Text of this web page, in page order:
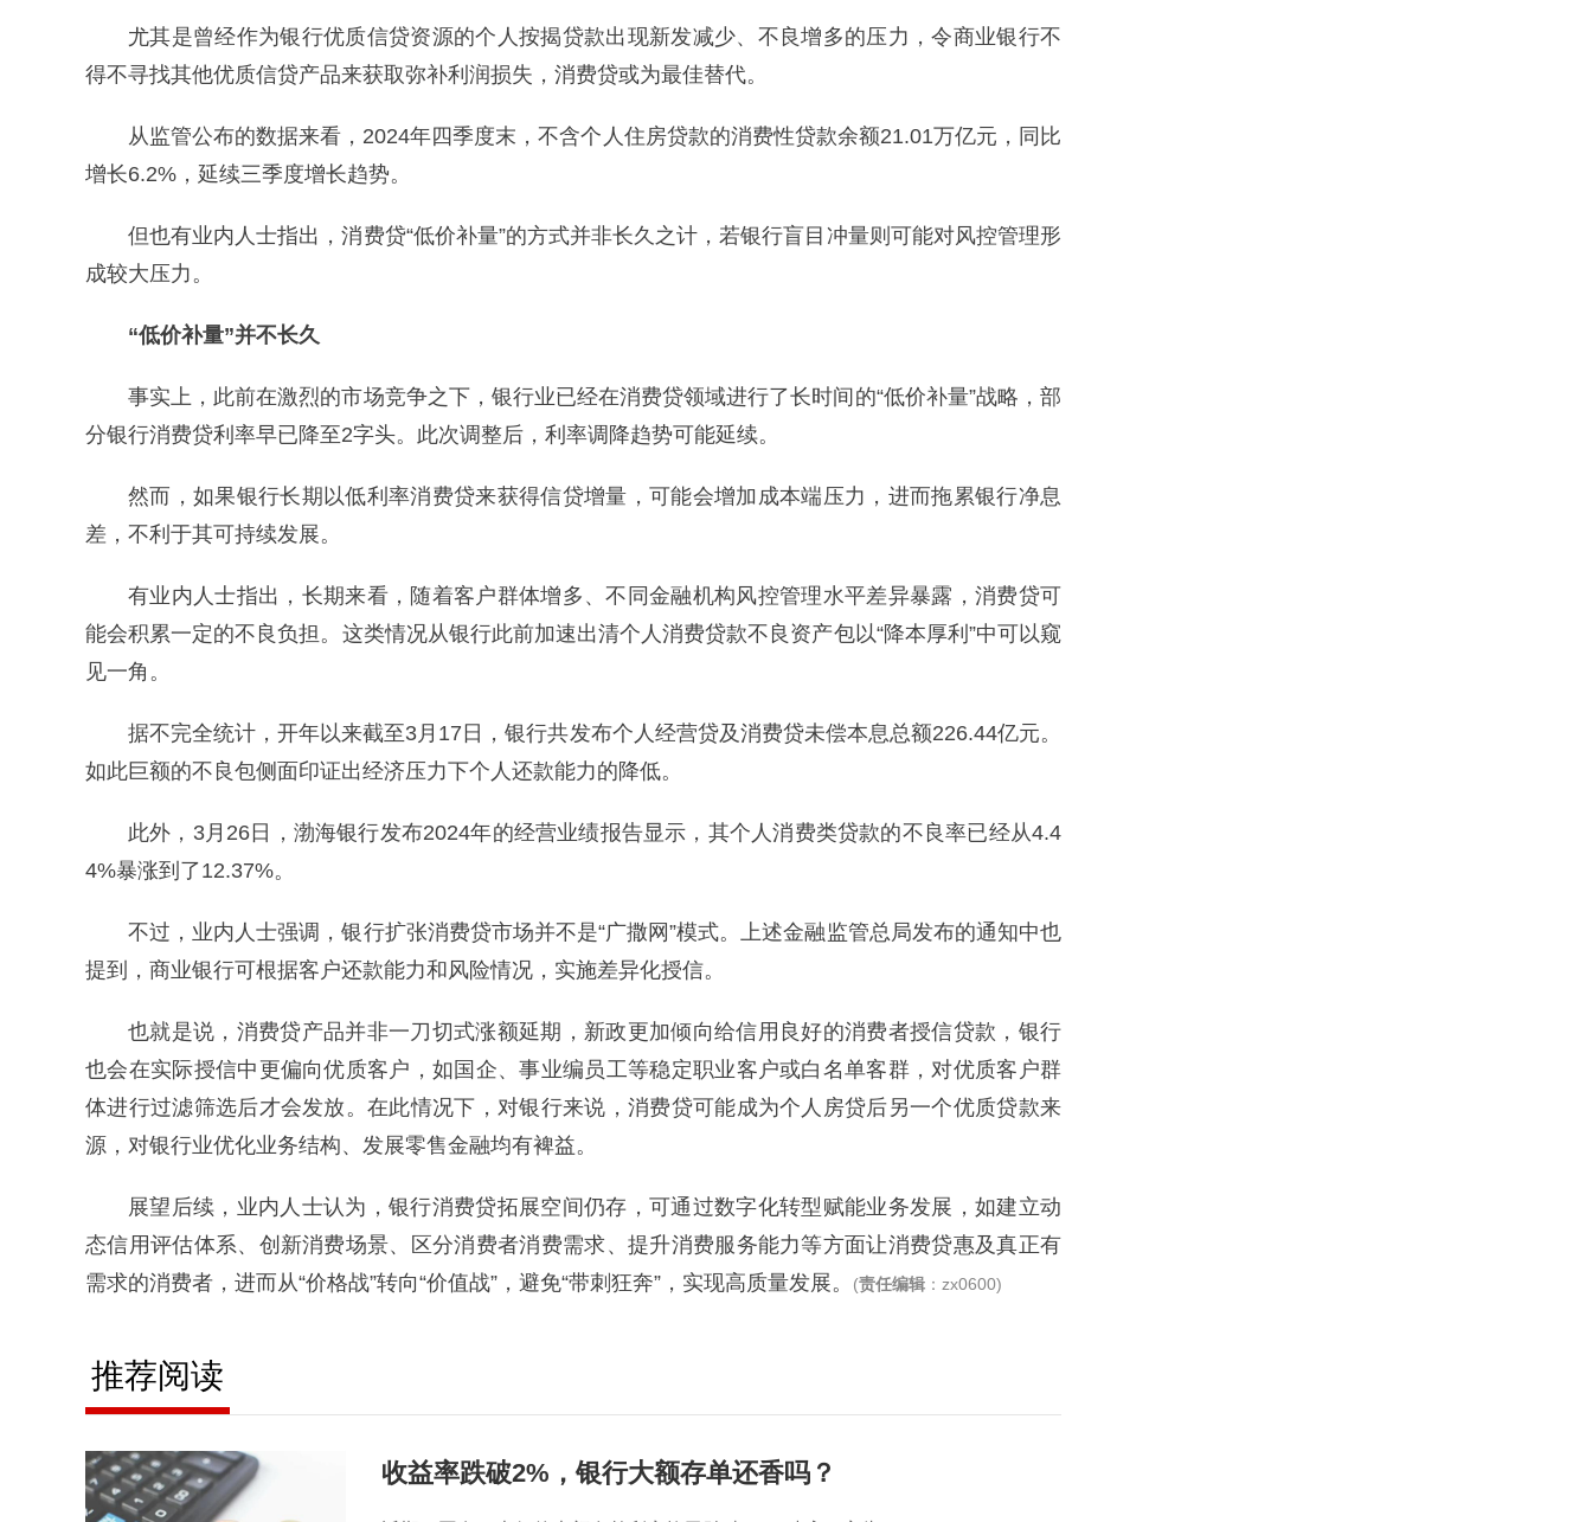
尤其是曾经作为银行优质信贷资源的个人按揭贷款出现新发减少、不良增多的压力，令商业银行不
得不寻找其他优质信贷产品来获取弥补利润损失，消费贷或为最佳替代。
从监管公布的数据来看，2024年四季度末，不含个人住房贷款的消费性贷款余额21.01万亿元，同比
增长6.2%，延续三季度增长趋势。
但也有业内人士指出，消费贷“低价补量”的方式并非长久之计，若银行盲目冲量则可能对风控管理形
成较大压力。
“低价补量”并不长久
事实上，此前在激烈的市场竞争之下，银行业已经在消费贷领域进行了长时间的“低价补量”战略，部
分银行消费贷利率早已降至2字头。此次调整后，利率调降趋势可能延续。
然而，如果银行长期以低利率消费贷来获得信贷增量，可能会增加成本端压力，进而拖累银行净息
差，不利于其可持续发展。
有业内人士指出，长期来看，随着客户群体增多、不同金融机构风控管理水平差异暴露，消费贷可
能会积累一定的不良负担。这类情况从银行此前加速出清个人消费贷款不良资产包以“降本厚利”中可以窥
见一角。
据不完全统计，开年以来截至3月17日，银行共发布个人经营贷及消费贷未偿本息总额226.44亿元。
如此巨额的不良包侧面印证出经济压力下个人还款能力的降低。
此外，3月26日，渤海银行发布2024年的经营业绩报告显示，其个人消费类贷款的不良率已经从4.4
4%暴涨到了12.37%。
不过，业内人士强调，银行扩张消费贷市场并不是“广撒网”模式。上述金融监管总局发布的通知中也
提到，商业银行可根据客户还款能力和风险情况，实施差异化授信。
也就是说，消费贷产品并非一刀切式涨额延期，新政更加倾向给信用良好的消费者授信贷款，银行
也会在实际授信中更偏向优质客户，如国企、事业编员工等稳定职业客户或白名单客群，对优质客户群
体进行过滤筛选后才会发放。在此情况下，对银行来说，消费贷可能成为个人房贷后另一个优质贷款来
源，对银行业优化业务结构、发展零售金融均有裨益。
展望后续，业内人士认为，银行消费贷拓展空间仍存，可通过数字化转型赋能业务发展，如建立动
态信用评估体系、创新消费场景、区分消费者消费需求、提升消费服务能力等方面让消费贷惠及真正有
需求的消费者，进而从“价格战”转向“价值战”，避免“带刺狂奔”，实现高质量发展。
(责任编辑 ：zx0600)
推荐阅读
收益率跌破2%，银行大额存单还香吗？